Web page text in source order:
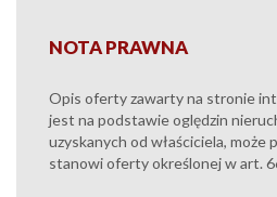
NOTA PRAWNA
Opis oferty zawarty na stronie
jest na podstawie oględzin
uzyskanych od właściciela, może
stanowi oferty określonej w art.